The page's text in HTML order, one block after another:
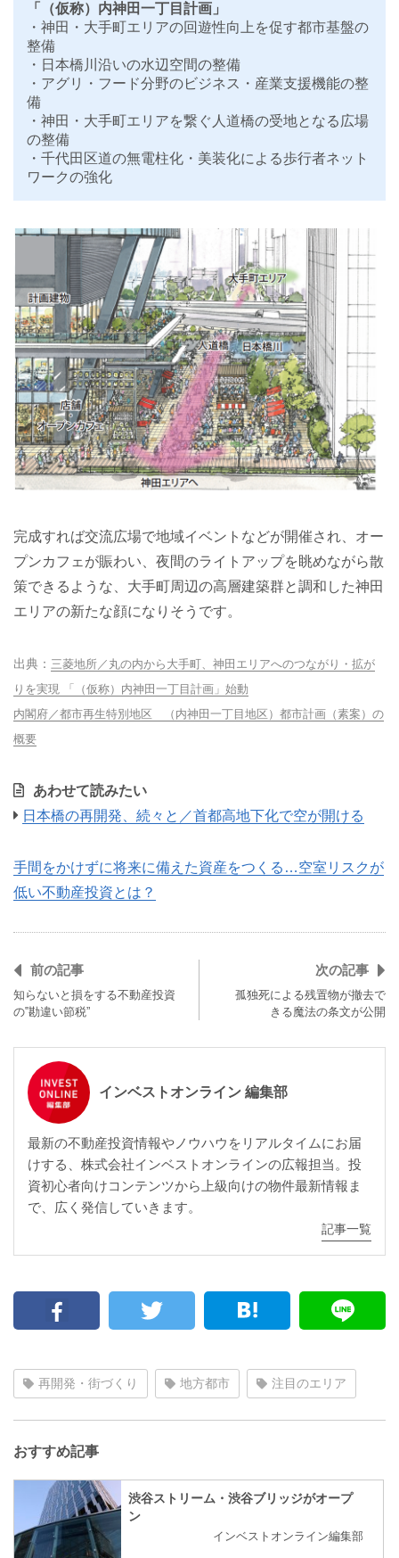
「（仮称）内神田一丁目計画」
・神田・大手町エリアの回遊性向上を促す都市基盤の
整備
・日本橋川沿いの水辺空間の整備
・アグリ・フード分野のビジネス・産業支援機能の整
備
・神田・大手町エリアを繋ぐ人道橋の受地となる広場
の整備
・千代田区道の無電柱化・美装化による歩行者ネット
ワークの強化
完成すれば交流広場で地域イベントなどが開催され、オー
プンカフェが賑わい、夜間のライトアップを眺めながら散
策できるような、大手町周辺の高層建築群と調和した神田
エリアの新たな顔になりそうです。
三菱地所／丸の内から大手町、神田エリアへのつながり・拡が
りを実現 「（仮称）内神田一丁目計画」始動
内閣府／都市再生特別地区 （内神田一丁目地区）都市計画（素案）の
概要
あわせて読みたい
日本橋の再開発、続々と／首都高地下化で空が開ける
手間をかけずに将来に備えた資産をつくる…空室リスクが
低い不動産投資とは？
前の記事
知らないと損をする不動産投資
の‟勘違い節税”
次の記事
孤独死による残置物が撤去で
きる魔法の条文が公開
インベストオンライン 編集部
最新の不動産投資情報やノウハウをリアルタイムにお届
けする、株式会社インベストオンラインの広報担当。投
資初心者向けコンテンツから上級向けの物件最新情報ま
で、広く発信していきます。
記事一覧
再開発・街づくり 地方都市 注目のエリア
おすすめ記事
渋谷ストリーム・渋谷ブリッジがオープ
ン
インベストオンライン編集部